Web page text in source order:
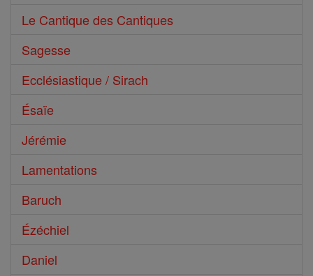
Le Cantique des Cantiques
Sagesse
Ecclésiastique / Sirach
Ésaïe
Jérémie
Lamentations
Baruch
Ézéchiel
Daniel